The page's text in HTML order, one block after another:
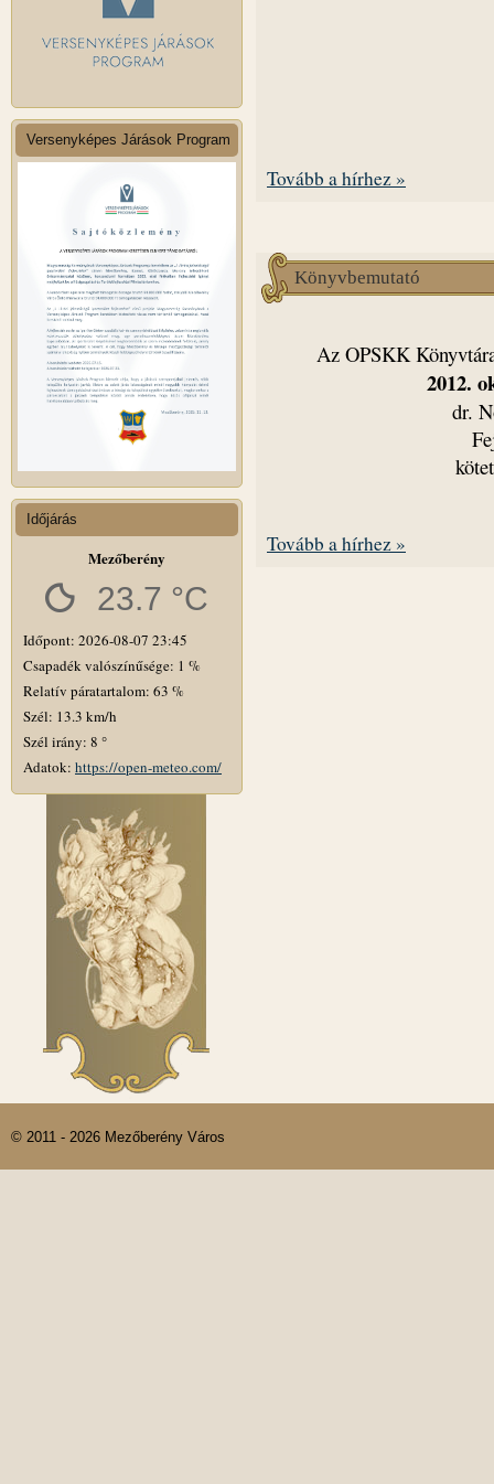
Versenyképes Járások Program
Időjárás
Mezőberény
23.7 °C
Időpont: 2026-08-07 23:45
Csapadék valószínűsége: 1 %
Relatív páratartalom: 63 %
Szél: 13.3 km/h
Szél irány: 8 °
Adatok: https://open-meteo.com/
Tovább a hírhez »
Könyvbemutató
Az OPSKK
2012.
dr.
Tovább a hírhez »
© 2011 - 2026 Mezőberény Város